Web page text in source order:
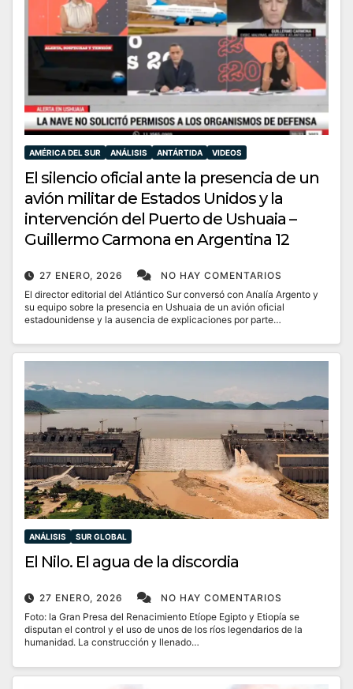
AMÉRICA DEL SUR ANÁLISIS ANTÁRTIDA VIDEOS
El silencio oficial ante la presencia de un
avión militar de Estados Unidos y la
intervención del Puerto de Ushuaia –
Guillermo Carmona en Argentina 12
27 ENERO, 2026
NO HAY COMENTARIOS
El director editorial del Atlántico Sur conversó con Analía Argento y
su equipo sobre la presencia en Ushuaia de un avión oficial
estadounidense y la ausencia de explicaciones por parte…
ANÁLISIS SUR GLOBAL
El Nilo. El agua de la discordia
27 ENERO, 2026
NO HAY COMENTARIOS
Foto: la Gran Presa del Renacimiento Etíope Egipto y Etiopía se
disputan el control y el uso de unos de los ríos legendarios de la
humanidad. La construcción y llenado…